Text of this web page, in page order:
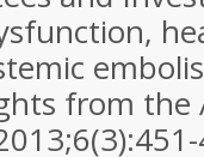
from the